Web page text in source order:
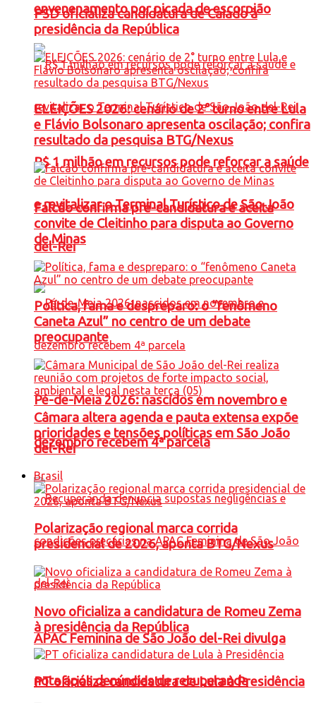
envenenamento por picada de escorpião
R$ 1 milhão em recursos pode reforçar a saúde
e revitalizar o Terminal Turístico de São João
del-Rei
Pé-de-Meia 2026: nascidos em novembro e
dezembro recebem 4ª parcela
APAC Feminina de São João del-Rei divulga
nota após denúncias de recuperanda
PSD oficializa candidatura de Caiado à
presidência da República
ELEIÇÕES 2026: cenário de 2° turno entre Lula
e Flávio Bolsonaro apresenta oscilação; confira
resultado da pesquisa BTG/Nexus
Falcão confirma pré-candidatura e aceita
convite de Cleitinho para disputa ao Governo
de Minas
Política, fama e despreparo: o “fenômeno
Caneta Azul” no centro de um debate
preocupante
Câmara altera agenda e pauta extensa expõe
prioridades e tensões políticas em São João
del-Rei
Brasil
Polarização regional marca corrida
presidencial de 2026, aponta BTG/Nexus
Novo oficializa a candidatura de Romeu Zema
à presidência da República
PT oficializa candidatura de Lula à Presidência